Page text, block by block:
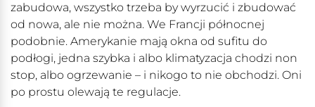
zabudowa, wszystko trzeba by wyrzucić i zbudować
od nowa, ale nie można. We Francji północnej
podobnie. Amerykanie mają okna od sufitu do
podłogi, jedna szybka i albo klimatyzacja chodzi non
stop, albo ogrzewanie – i nikogo to nie obchodzi. Oni
po prostu olewają te regulacje.